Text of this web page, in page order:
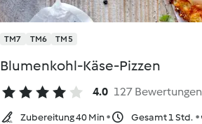
TM7 TM6 TM5
Blumenkohl-Käse-Pizzen
4.0 127 Bewertungen
Zubereitung 40 Min Gesamt 1 Std.